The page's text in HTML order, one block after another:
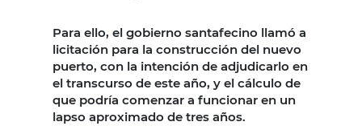
Para ello, el gobierno santafecino llamó a
licitación para la construcción del nuevo
puerto, con la intención de adjudicarlo en
el transcurso de este año, y el cálculo de
que podría comenzar a funcionar en un
lapso aproximado de tres años.